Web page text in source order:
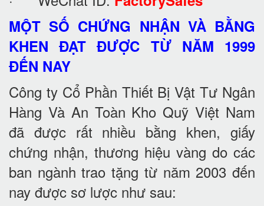
MỘT SỐ CHỨNG NHẬN VÀ BẰNG
KHEN ĐẠT ĐƯỢC TỪ NĂM 1999
ĐẾN NAY
Công ty Cổ Phần Thiết Bị Vật Tư Ngân
Hàng Và An Toàn Kho Quỹ Việt Nam
đã được rất nhiều bằng khen, giấy
chứng nhận, thương hiệu vàng do các
ban ngành trao tặng từ năm 2003 đến
nay được sơ lược như sau: